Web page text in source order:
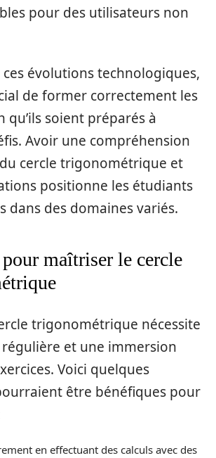
pour des utilisateurs non
ces évolutions technologiques,
de former correctement les
qu’ils soient préparés à
Avoir une compréhension
cercle trigonométrique et
positionne les étudiants
dans des domaines variés.
maîtriser le cercle
trigonométrique nécessite
et une immersion
Voici quelques
être bénéfiques pour
en effectuant des calculs avec des